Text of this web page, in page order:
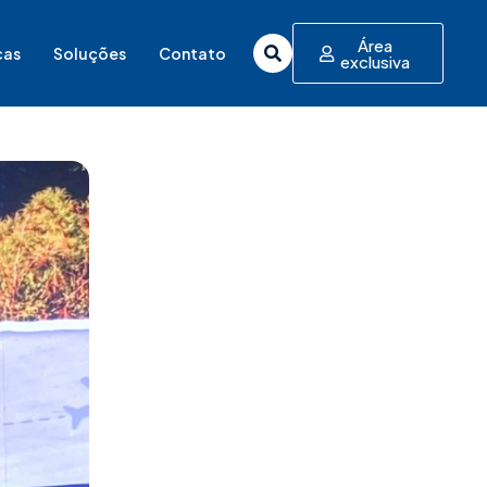
Soluções Contato Área
exclusiva